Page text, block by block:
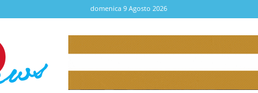
domenica 9 Agosto 2026